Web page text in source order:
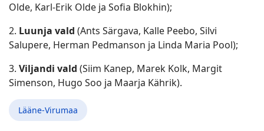
Olde, Karl-Erik Olde ja Sofia Blokhin);
2. Luunja vald (Ants Särgava, Kalle Peebo, Silvi
Salupere, Herman Pedmanson ja Linda Maria Pool);
3. Viljandi vald (Siim Kanep, Marek Kolk, Margit
Simenson, Hugo Soo ja Maarja Kährik).
Lääne-Virumaa